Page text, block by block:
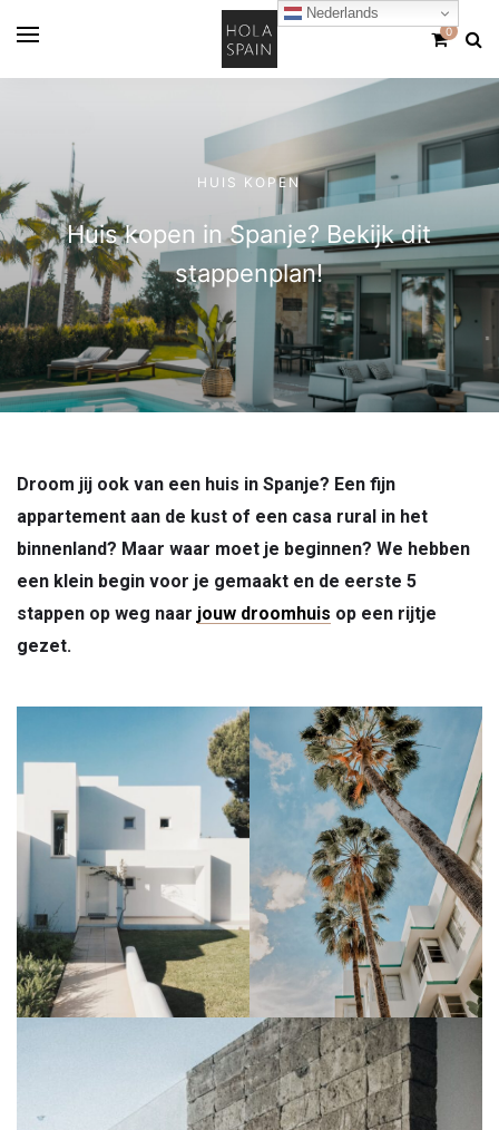
0
HUIS KOPEN
Huis kopen in Spanje? Bekijk dit
stappenplan!
Droom jij ook van een huis in Spanje? Een fijn
appartement aan de kust of een casa rural in het
binnenland? Maar waar moet je beginnen? We hebben
een klein begin voor je gemaakt en de eerste 5
stappen op weg naar jouw droomhuis op een rijtje
gezet.
Nederlands